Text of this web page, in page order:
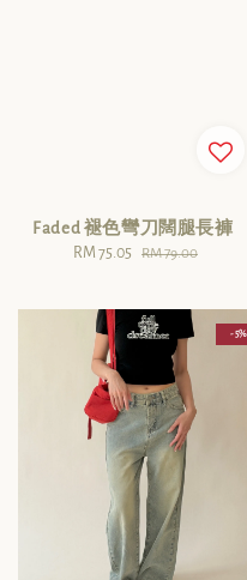
Faded 褪色彎刀闊腿長褲
Sale
RM 75.05 Regular
RM 79.00
- 5%